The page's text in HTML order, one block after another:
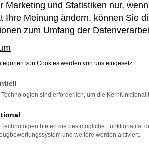
KONTAKT
83607 Holzkirchen
Marketing und Statistiken nur,
Ihre Meinung ändern, können Sie
zum Umfang der
von Cookies werden von uns eingesetzt:
Technologien sind erforderlich, um die
Technologien bieten die bestmögliche Funktionalität
und weitere werden aktiviert.